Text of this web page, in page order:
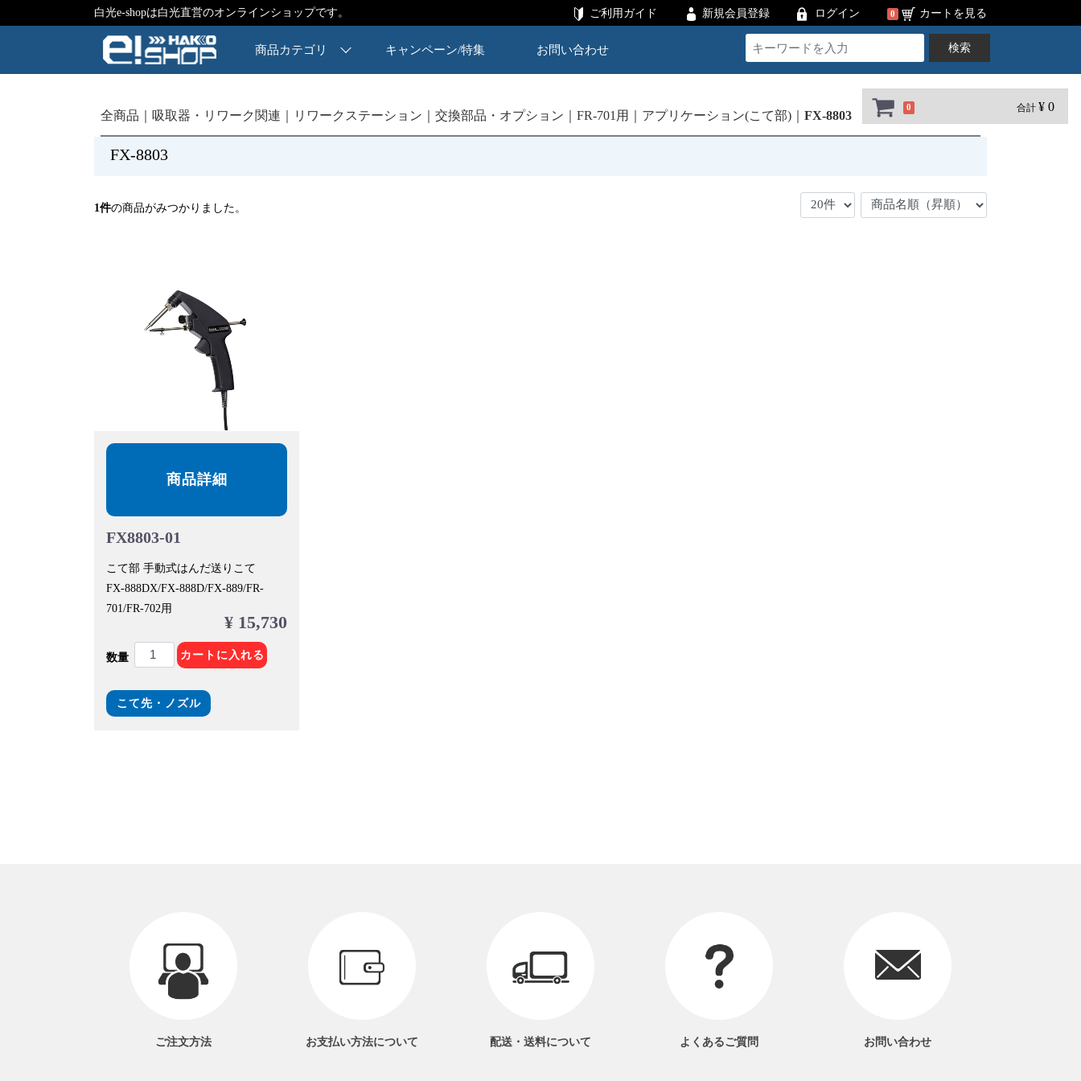
0 合計 ¥ 0
白光e-shopは白光直営のオンラインショップです。 ご利用ガイド 新規会員登録 ログイン 0 カートを見る
商品カテゴリ キャンペーン/特集 お問い合わせ 検索
全商品 吸取器・リワーク関連 リワークステーション 交換部品・オプション FR-701用 アプリケーション(こて部) FX-8803
FX-8803
1件の商品がみつかりました。
商品詳細
FX8803-01
こて部 手動式はんだ送りこて
FX-888DX/FX-888D/FX-889/FR-
701/FR-702用
¥ 15,730
数量 カートに入れる
こて先・ノズル
ご注文方法 お支払い方法について 配送・送料について よくあるご質問 お問い合わせ